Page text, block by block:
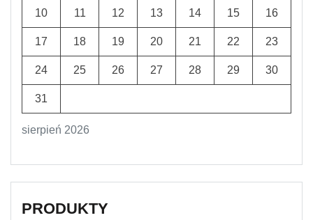
sierpień 2026
10 11 12 13 14 15 16
17 18 19 20 21 22 23
24 25 26 27 28 29 30
31
PRODUKTY